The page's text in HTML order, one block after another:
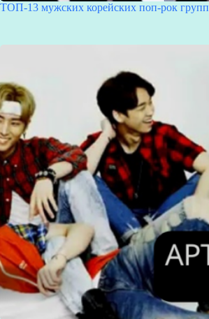
ТОП-13 мужских корейских поп-рок групп